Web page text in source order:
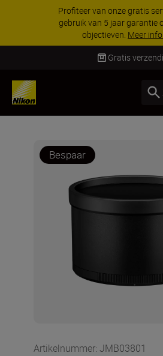
Profiteer van onze gratis
gebruik van 5 jaar garantie
objectieven. Meer
Gratis
Bespaar
Artikelnummer: JMB03801